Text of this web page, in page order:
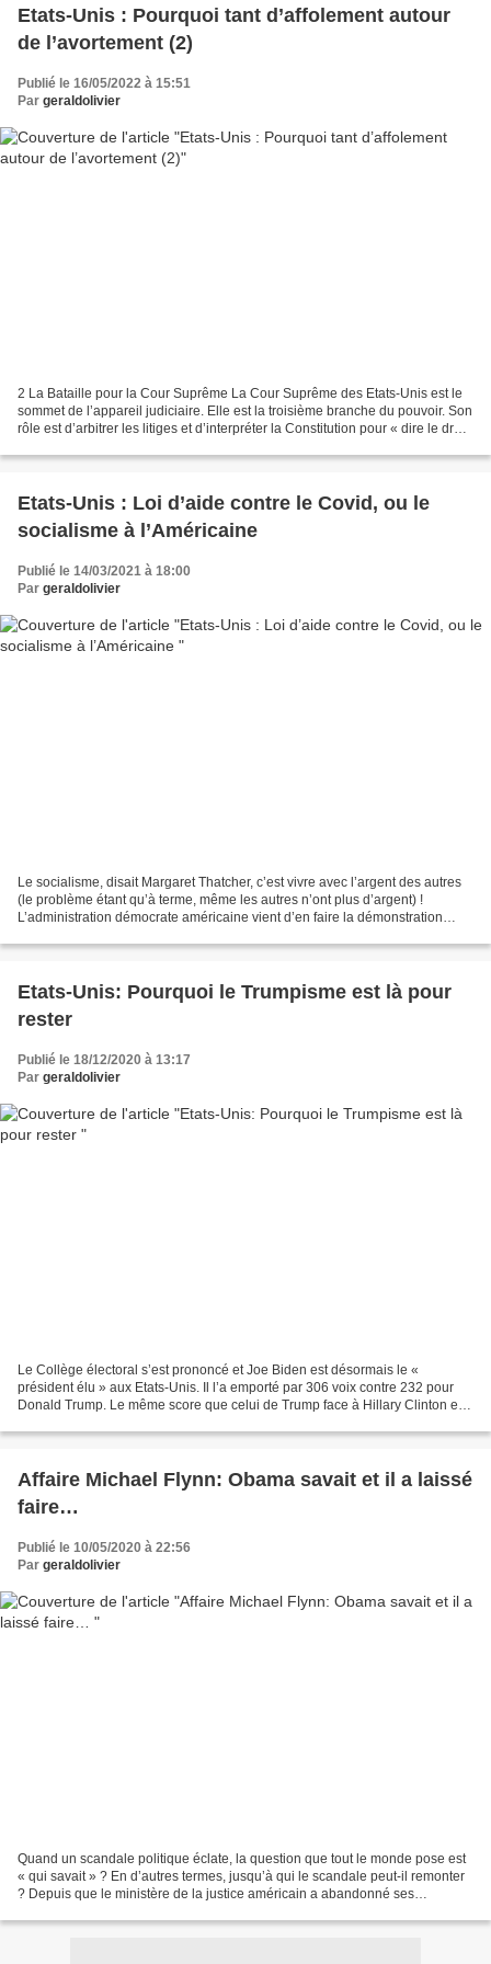
Etats-Unis : Pourquoi tant d’affolement autour
de l’avortement (2)
Publié le 16/05/2022 à 15:51
Par geraldolivier
2 La Bataille pour la Cour Suprême La Cour Suprême des Etats-Unis est le
sommet de l’appareil judiciaire. Elle est la troisième branche du pouvoir. Son
rôle est d’arbitrer les litiges et d’interpréter la Constitution pour « dire le droit
Etats-Unis : Loi d’aide contre le Covid, ou le
socialisme à l’Américaine
Publié le 14/03/2021 à 18:00
Par geraldolivier
Le socialisme, disait Margaret Thatcher, c’est vivre avec l’argent des autres
(le problème étant qu’à terme, même les autres n’ont plus d’argent) !
L’administration démocrate américaine vient d’en faire la démonstration
Etats-Unis: Pourquoi le Trumpisme est là pour
rester
Publié le 18/12/2020 à 13:17
Par geraldolivier
Le Collège électoral s’est prononcé et Joe Biden est désormais le «
président élu » aux Etats-Unis. Il l’a emporté par 306 voix contre 232 pour
Donald Trump. Le même score que celui de Trump face à Hillary Clinton en
Affaire Michael Flynn: Obama savait et il a laissé
faire…
Publié le 10/05/2020 à 22:56
Par geraldolivier
Quand un scandale politique éclate, la question que tout le monde pose est
« qui savait » ? En d’autres termes, jusqu’à qui le scandale peut-il remonter
? Depuis que le ministère de la justice américain a abandonné ses